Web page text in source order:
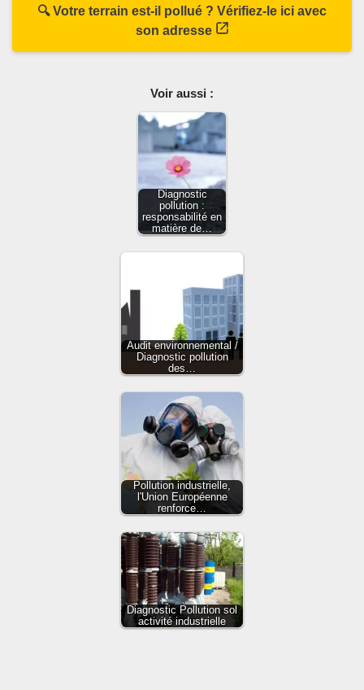
🔍 Votre terrain est-il pollué ? Vérifiez-le ici avec
son adresse
Voir aussi :
Diagnostic
pollution :
responsabilité en
matière de…
Audit environnemental /
Diagnostic pollution
des…
Pollution industrielle,
l'Union Européenne
renforce…
Diagnostic Pollution sol
activité industrielle